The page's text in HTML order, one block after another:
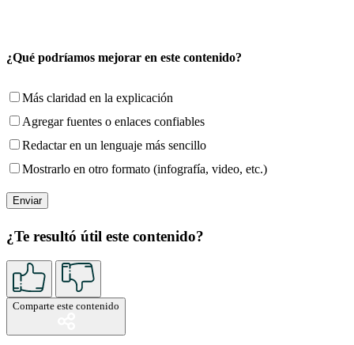
¿Qué podríamos mejorar en este contenido?
Más claridad en la explicación
Agregar fuentes o enlaces confiables
Redactar en un lenguaje más sencillo
Mostrarlo en otro formato (infografía, video, etc.)
¿Te resultó útil este contenido?
Comparte este contenido